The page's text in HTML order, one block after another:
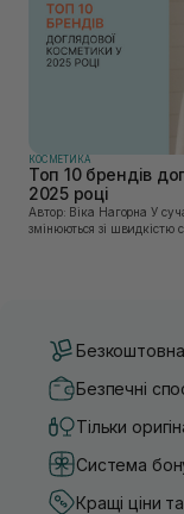
КОСМЕТИКА
Топ 10 брендів
2025 році
Автор: Віка Нагорна У сучасному світі, де тренди
змінюються зі швидкістю
Безпечні
Тільки
Система
Кращі ціни